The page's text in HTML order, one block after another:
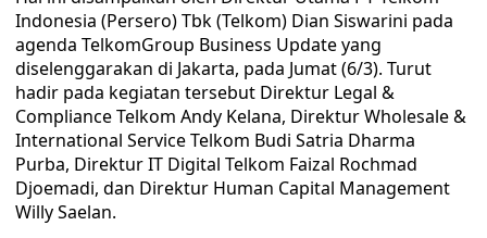
Indonesia (Persero) Tbk (Telkom) Dian Siswarini pada
agenda TelkomGroup Business Update yang
diselenggarakan di Jakarta, pada Jumat (6/3). Turut
hadir pada kegiatan tersebut Direktur Legal &
Compliance Telkom Andy Kelana, Direktur Wholesale &
International Service Telkom Budi Satria Dharma
Purba, Direktur IT Digital Telkom Faizal Rochmad
Djoemadi, dan Direktur Human Capital Management
Willy Saelan.